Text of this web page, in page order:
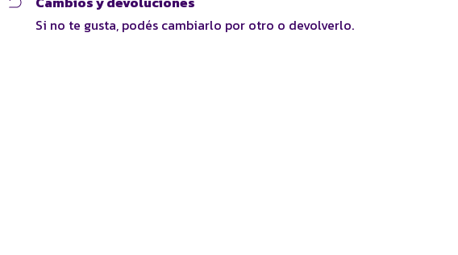
Si no te gusta, podés cambiarlo por otro o devolverlo.